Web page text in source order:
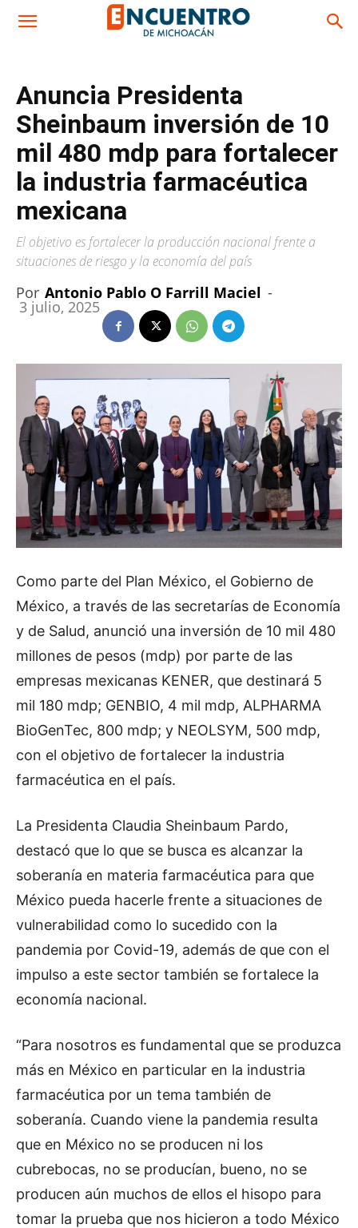
Anuncia Presidenta
Sheinbaum inversión de 10
mil 480 mdp para fortalecer
la industria farmacéutica
mexicana
El objetivo es fortalecer la producción nacional frente a
situaciones de riesgo y la economía del país
Por Antonio Pablo O Farrill Maciel -
3 julio, 2025
Como parte del Plan México, el Gobierno de
México, a través de las secretarías de Economía
y de Salud, anunció una inversión de 10 mil 480
millones de pesos (mdp) por parte de las
empresas mexicanas KENER, que destinará 5
mil 180 mdp; GENBIO, 4 mil mdp, ALPHARMA
BioGenTec, 800 mdp; y NEOLSYM, 500 mdp,
con el objetivo de fortalecer la industria
farmacéutica en el país.
La Presidenta Claudia Sheinbaum Pardo,
destacó que lo que se busca es alcanzar la
soberanía en materia farmacéutica para que
México pueda hacerle frente a situaciones de
vulnerabilidad como lo sucedido con la
pandemia por Covid-19, además de que con el
impulso a este sector también se fortalece la
economía nacional.
“Para nosotros es fundamental que se produzca
más en México en particular en la industria
farmacéutica por un tema también de
soberanía. Cuando viene la pandemia resulta
que en México no se producen ni los
cubrebocas, no se producían, bueno, no se
producen aún muchos de ellos el hisopo para
tomar la prueba que nos hicieron a todo México